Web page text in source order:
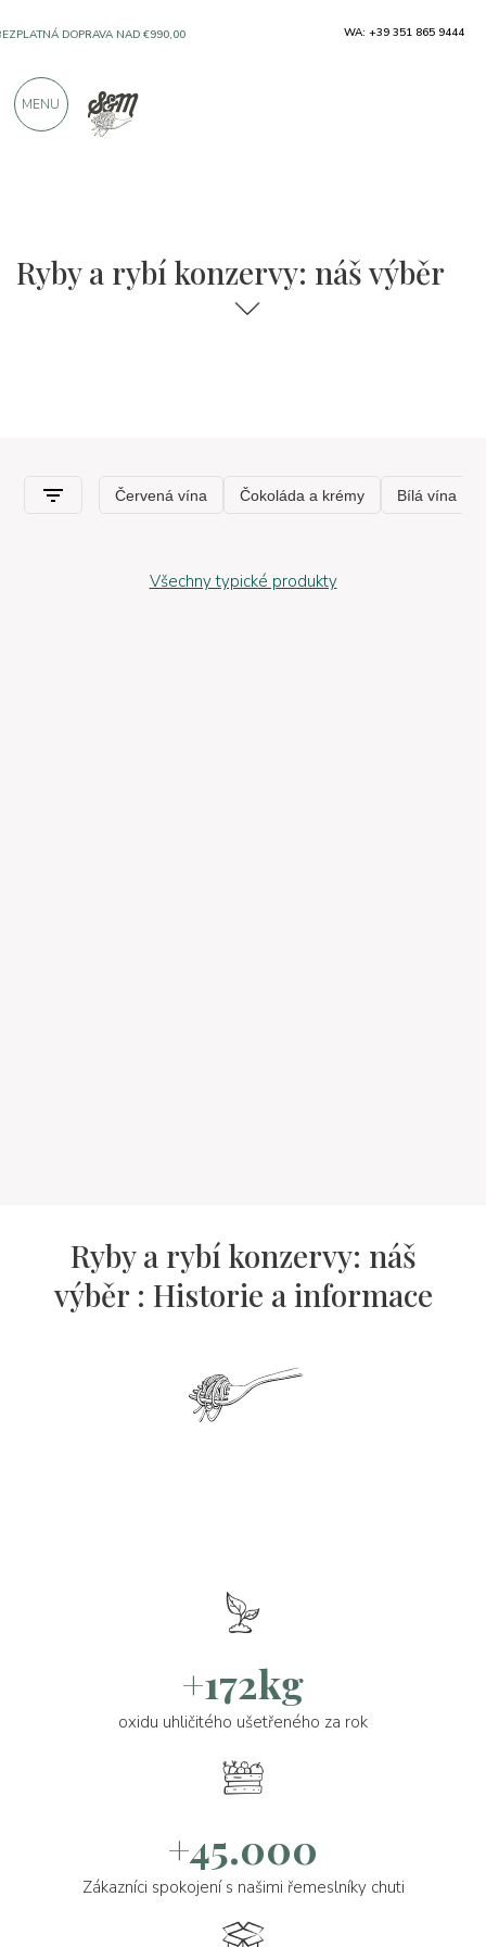
Ryby a rybí konzervy: náš výběr
Všechny typické produkty
Ryby a rybí konzervy: náš
výběr : Historie a informace
+172kg
oxidu uhličitého ušetřeného za rok
+45.000
Zákazníci spokojení s našimi řemeslníky chuti
DOPRAVA NAD €990,00
PRODUKTY OD VYNIKAJÍCÍCH VÝROBCŮ
WA: +39 351 865 9444
MENU